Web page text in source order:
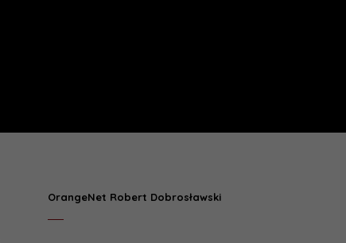
OrangeNet Robert Dobrosławski